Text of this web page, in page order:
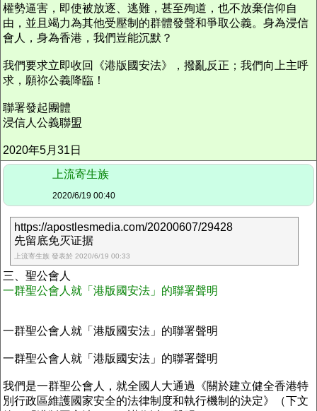
權勢逼害，即使被放逐、逃難，甚至殉道，也不放棄信仰自
由，並且竭力為其他受壓制的群體發聲和爭取公義。身為浸信
會人，身為香港，我們豈能沉默？
我們要求立即收回《港版國安法》，撥亂反正；我們向上主呼
求，願祢公義降臨！
聯署發起團體
浸信人公義聯盟
2020年5月31日
上流寄生族
2020/6/19 00:40
https://apostlesmedia.com/20200607/29428
先留底免灭证据
上流寄生族 發表於 2020/6/19 00:33
三、聖公會人
一群聖公會人就「港版國安法」的聯署聲明
一群聖公會人就「港版國安法」的聯署聲明
一群聖公會人就「港版國安法」的聯署聲明
我們是一群聖公會人，就全國人大通過《關於建立健全香港特
別行政區維護國家安全的法律制度和執行機制的決定》（下文